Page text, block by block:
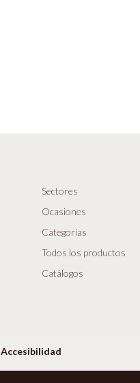
Sectores
Ocasiones
Categorias
Todos los productos
Catálogos
Accesibilidad